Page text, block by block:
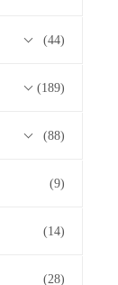
(44)
(189)
(88)
(9)
(14)
(28)